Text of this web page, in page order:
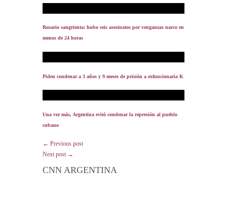
Rosario sangrienta: hubo seis asesinatos por venganzas narco en
menos de 24 horas
Piden condenar a 3 años y 9 meses de prisión a exfuncionaria K
Una vez más, Argentina evitó condenar la represión al pueblo
cubano
← Previous post
Next post →
CNN ARGENTINA